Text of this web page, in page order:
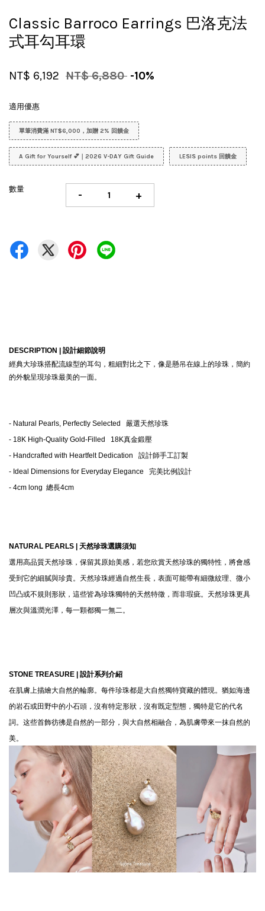
Classic Barroco Earrings 巴洛克法
式耳勾耳環
NT$ 6,192 NT$ 6,880 -10%
適用優惠
單筆消費滿 NT$6,000，加贈 2% 回饋金
A Gift for Yourself 💕｜2026 V-DAY Gift Guide LESIS points 回饋金
數量 - +
DESCRIPTION | 設計細節說明
經典大珍珠搭配流線型的耳勾，粗細對比之下，像是懸吊在線上的珍珠，簡約
的外貌呈現珍珠最美的一面。
- Natural Pearls, Perfectly Selected 嚴選天然珍珠
- 18K High-Quality Gold-Filled 18K真金鍛壓
- Handcrafted with Heartfelt Dedication 設計師手工訂製
- Ideal Dimensions for Everyday Elegance 完美比例設計
- 4cm long 總長4cm
NATURAL PEARLS | 天然珍珠選購須知
選用高品質天然珍珠，保留其原始美感，若您欣賞天然珍珠的獨特性，將會感
受到它的細膩與珍貴。天然珍珠經過自然生長，表面可能帶有細微紋理、微小
凹凸或不規則形狀，這些皆為珍珠獨特的天然特徵，而非瑕疵。天然珍珠更具
層次與溫潤光澤，每一顆都獨一無二。
STONE TREASURE | 設計系列介紹
在肌膚上描繪大自然的輪廓。每件珍珠都是大自然獨特寶藏的體現。猶如海邊
的岩石或田野中的小石頭，沒有特定形狀，沒有既定型態，獨特是它的代名
詞。这些首飾彷彿是自然的一部分，與大自然相融合，為肌膚帶來一抹自然的
美。